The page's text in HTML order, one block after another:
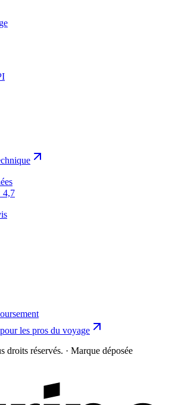
les pros du voyage
droits réservés. · Marque déposée